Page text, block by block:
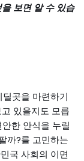
보면 알 수 있습
곳을 마련하기
있을지도 모릅
한 안식을 누릴
까?를 고민하는
국 사회의 이면